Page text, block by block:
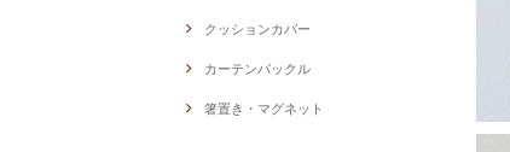
クッションカバー
カーテンバックル
箸置き・マグネット